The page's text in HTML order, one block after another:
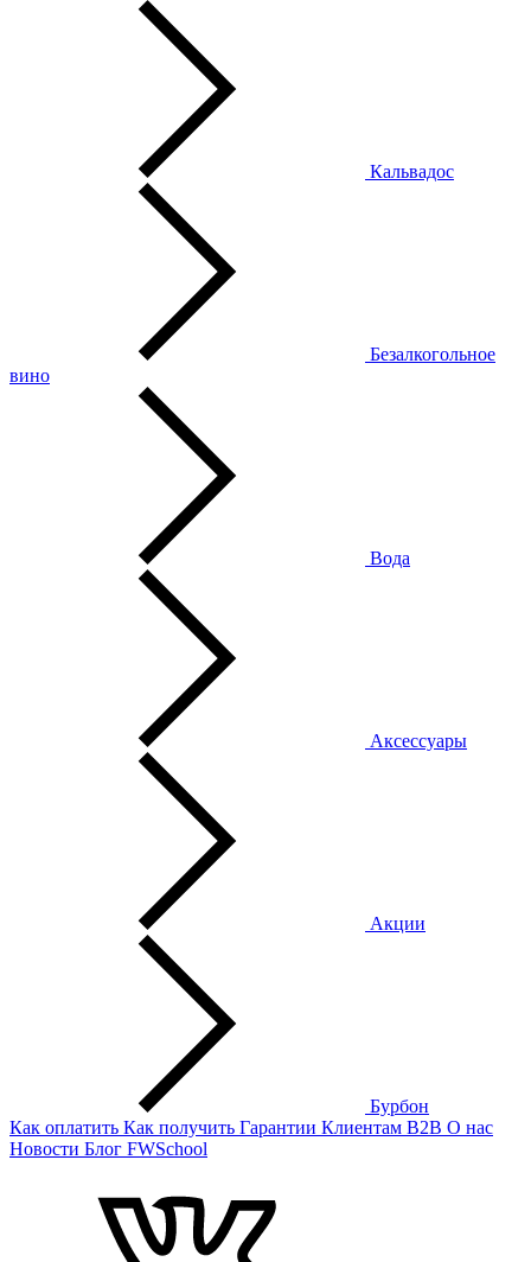
Кальвадос
Безалкогольное
вино
Вода
Аксессуары
Акции
Бурбон
Как оплатить Как получить Гарантии Клиентам B2B О нас
Новости Блог FWSchool